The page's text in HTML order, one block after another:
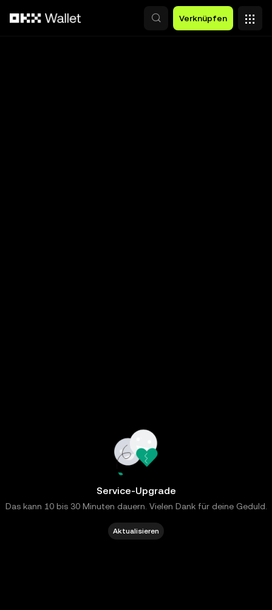
Verknüpfen
Service-Upgrade
Das kann 10 bis 30 Minuten dauern. Vielen Dank für deine Geduld.
Aktualisieren